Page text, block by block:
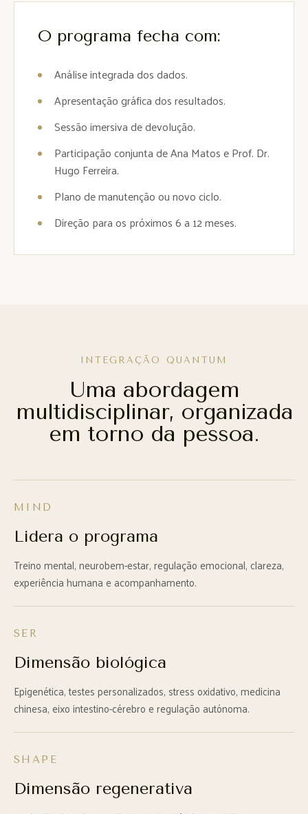
O programa fecha com:
Análise integrada dos dados.
Apresentação gráfica dos resultados.
Sessão imersiva de devolução.
Participação conjunta de Ana Matos e Prof. Dr.
Hugo Ferreira.
Plano de manutenção ou novo ciclo.
Direção para os próximos 6 a 12 meses.
INTEGRAÇÃO QUANTUM
Uma abordagem
multidisciplinar, organizada
em torno da pessoa.
MIND
Lidera o programa
Treino mental, neurobem-estar, regulação emocional, clareza,
experiência humana e acompanhamento.
SER
Dimensão biológica
Epigenética, testes personalizados, stress oxidativo, medicina
chinesa, eixo intestino-cérebro e regulação autónoma.
SHAPE
Dimensão regenerativa